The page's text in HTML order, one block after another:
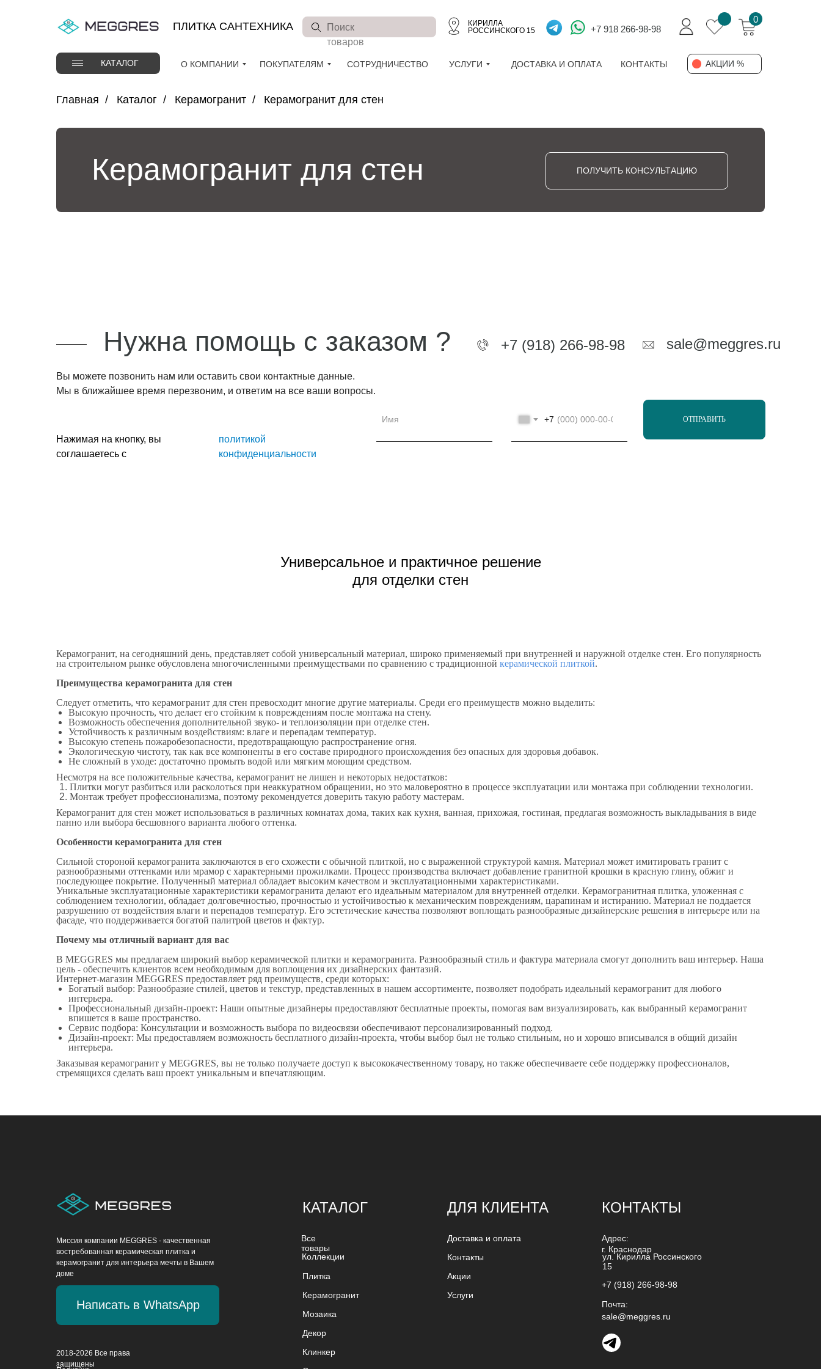
+7 918 266-98-98
Поиск
товаров
0
КАТАЛОГ ПОКУПАТЕЛЯМ
О КОМПАНИИ СОТРУДНИЧЕСТВО ДОСТАВКА И ОПЛАТА
УСЛУГИ КОНТАКТЫ АКЦИИ %
ПЛИТКА САНТЕХНИКА
КИРИЛЛА
РОССИНСКОГО 15
Главная / Каталог / Керамогранит / Керамогранит для стен
ПОЛУЧИТЬ КОНСУЛЬТАЦИЮ
Керамогранит для стен
Нужна помощь с заказом ? +7 (918) 266-98-98 sale@meggres.ru
Вы можете позвонить нам или оставить свои контактные данные.
Мы в ближайшее время перезвоним, и ответим на все ваши вопросы.
+7 ОТПРАВИТЬ
Нажимая на кнопку, вы
соглашаетесь с
политикой
конфиденциальности
Универсальное и практичное решение
для отделки стен
Керамогранит, на сегодняшний день, представляет собой универсальный материал, широко применяемый при внутренней и наружной отделке стен. Его популярность
на строительном рынке обусловлена многочисленными преимуществами по сравнению с традиционной керамической плиткой.
Преимущества керамогранита для стен
Следует отметить, что керамогранит для стен превосходит многие другие материалы. Среди его преимуществ можно выделить:
Высокую прочность, что делает его стойким к повреждениям после монтажа на стену.
Возможность обеспечения дополнительной звуко- и теплоизоляции при отделке стен.
Устойчивость к различным воздействиям: влаге и перепадам температур.
Высокую степень пожаробезопасности, предотвращающую распространение огня.
Экологическую чистоту, так как все компоненты в его составе природного происхождения без опасных для здоровья добавок.
Не сложный в уходе: достаточно промыть водой или мягким моющим средством.
Несмотря на все положительные качества, керамогранит не лишен и некоторых недостатков:
Плитки могут разбиться или расколоться при неаккуратном обращении, но это маловероятно в процессе эксплуатации или монтажа при соблюдении технологии.
Монтаж требует профессионализма, поэтому рекомендуется доверить такую работу мастерам.
Керамогранит для стен может использоваться в различных комнатах дома, таких как кухня, ванная, прихожая, гостиная, предлагая возможность выкладывания в виде
панно или выбора бесшовного варианта любого оттенка.
Особенности керамогранита для стен
Сильной стороной керамогранита заключаются в его схожести с обычной плиткой, но с выраженной структурой камня. Материал может имитировать гранит с
разнообразными оттенками или мрамор с характерными прожилками. Процесс производства включает добавление гранитной крошки в красную глину, обжиг и
последующее покрытие. Полученный материал обладает высоким качеством и эксплуатационными характеристиками.
Уникальные эксплуатационные характеристики керамогранита делают его идеальным материалом для внутренней отделки. Керамогранитная плитка, уложенная с
соблюдением технологии, обладает долговечностью, прочностью и устойчивостью к механическим повреждениям, царапинам и истиранию. Материал не поддается
разрушению от воздействия влаги и перепадов температур. Его эстетические качества позволяют воплощать разнообразные дизайнерские решения в интерьере или на
фасаде, что поддерживается богатой палитрой цветов и фактур.
Почему мы отличный вариант для вас
В MEGGRES мы предлагаем широкий выбор керамической плитки и керамогранита. Разнообразный стиль и фактура материала смогут дополнить ваш интерьер. Наша
цель - обеспечить клиентов всем необходимым для воплощения их дизайнерских фантазий.
Интернет-магазин MEGGRES предоставляет ряд преимуществ, среди которых:
Богатый выбор: Разнообразие стилей, цветов и текстур, представленных в нашем ассортименте, позволяет подобрать идеальный керамогранит для любого
интерьера.
Профессиональный дизайн-проект: Наши опытные дизайнеры предоставляют бесплатные проекты, помогая вам визуализировать, как выбранный керамогранит
впишется в ваше пространство.
Сервис подбора: Консультации и возможность выбора по видеосвязи обеспечивают персонализированный подход.
Дизайн-проект: Мы предоставляем возможность бесплатного дизайн-проекта, чтобы выбор был не только стильным, но и хорошо вписывался в общий дизайн
интерьера.
Заказывая керамогранит у MEGGRES, вы не только получаете доступ к высококачественному товару, но также обеспечиваете себе поддержку профессионалов,
стремящихся сделать ваш проект уникальным и впечатляющим.
КАТАЛОГ
Плитка
Все
товары
Керамогранит
Мозаика
ДЛЯ КЛИЕНТА
Доставка и оплата
Контакты
Декор
Акции
Услуги
Клинкер
Коллекции
КОНТАКТЫ
Адрес:
г. Краснодар
Почта:
sale@meggres.ru
Миссия компании MEGGRES - качественная
востребованная керамическая плитка и
керамогранит для интерьера мечты в Вашем
доме
2018-2026 Все права
защищены
Написать в WhatsApp
ул. Кирилла Россинского
15
+7 (918) 266-98-98